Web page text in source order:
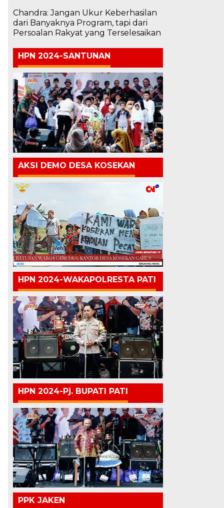
Chandra: Jangan Ukur Keberhasilan
dari Banyaknya Program, tapi dari
Persoalan Rakyat yang Terselesaikan
HPN 2024-SANTUNAN
AKSI DEMO DESA KOSEKAN
HPN 2024-WAKAPOLRESTA PATI
HPN 2024-Pj. BUPATI PATI
PPK JAKEN